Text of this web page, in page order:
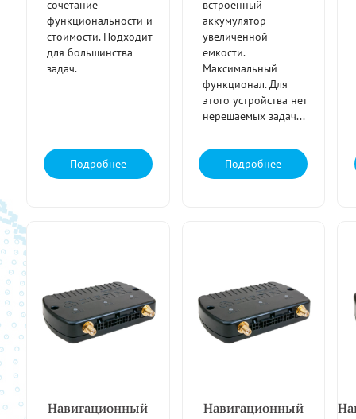
сочетание
функциональности и
стоимости. Подходит
для большинства
задач.
Подробнее
встроенный
аккумулятор
увеличенной
емкости.
Максимальный
функционал. Для
этого устройства нет
нерешаемых задач...
Подробнее
Навигационный
Навигационный